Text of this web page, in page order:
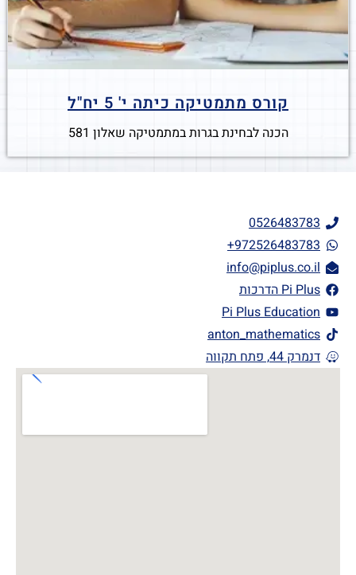
קורס מתמטיקה כיתה י' 5 יח"ל
הכנה לבחינת בגרות במתמטיקה שאלון 581
0526483783
972526483783+
info@piplus.co.il
Pi Plus הדרכות
Pi Plus Education
anton_mathematics
דנמרק 44, פתח תקווה